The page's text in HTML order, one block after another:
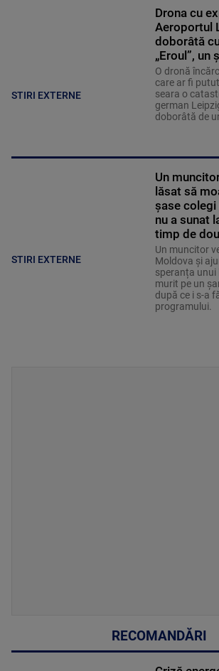
STIRI EXTERNE
Drona cu
Aeroportul
doborâtă
„Eroul”, un
O dronă
care ar fi
seara o
german
doborâtă de
STIRI EXTERNE
Un
lăsat să
șase
nu a sunat
timp de
Un muncitor
Moldova și
speranța unui
murit pe un
după ce i s-a
programului.
RECOMANDĂRI